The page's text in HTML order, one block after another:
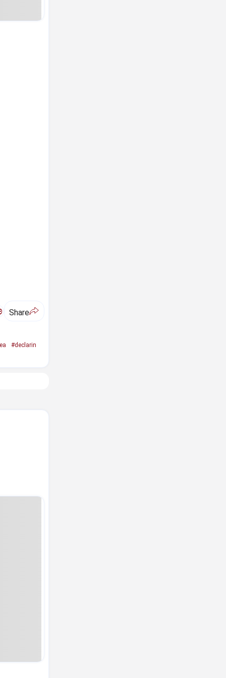
Share
#declarin